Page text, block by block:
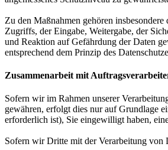
Zu den Maßnahmen gehören
Zugriffs, der Eingabe, Weitergabe, der
und Reaktion auf Gefährdung der Daten
entsprechend dem Prinzip des
Zusammenarbeit mit
Sofern wir im Rahmen unserer
gewähren, erfolgt dies nur auf Grundlage
erforderlich ist), Sie eingewilligt haben,
Sofern wir Dritte mit der Verarbeitung von